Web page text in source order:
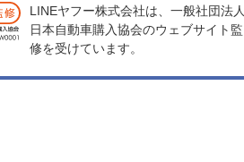
LINEヤフー株式会社は、一般社団法人
日本自動車購入協会のウェブサイト監
修を受けています。